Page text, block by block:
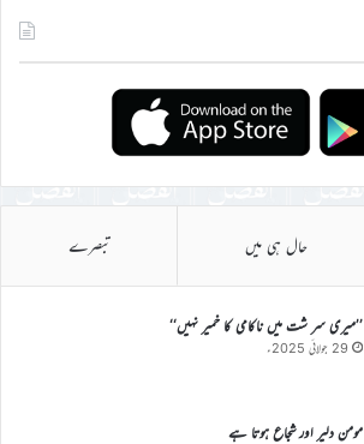
حال ہی میں تبصرے
’’میری سر شت میں ناکامی کا خمیر نہیں‘‘
29 جولائی 2025ء
مومن دلیر اور شجاع ہوتا ہے